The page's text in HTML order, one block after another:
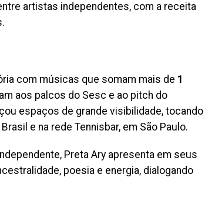
artistas independentes, com a receita
com músicas que somam mais de 1
aos palcos do Sesc e ao pitch do
espaços de grande visibilidade, tocando
e na rede Tennisbar, em São Paulo.
Preta Ary apresenta em seus
poesia e energia, dialogando